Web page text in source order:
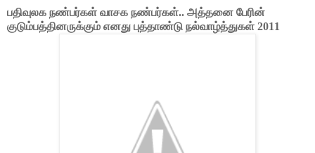
பதிவுலக நண்பர்கள் வாசக நண்பர்கள்.. அத்தனை பேரின்
குடும்பத்தினருக்கும் எனது புத்தாண்டு நல்வாழ்த்துகள் 2011